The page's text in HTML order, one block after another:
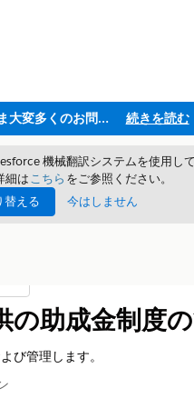
ただいま大変多くのお問い合わせをいただいており、ご連絡までにお時間を頂戴しております 続きを読む
機械翻訳システムを使用し
細はこちら をご参照ください。
替える
今はしません
の助成金制度
び管理します。